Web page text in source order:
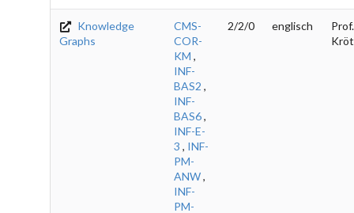
Knowledge
Graphs
CMS-
COR-
KM ,
INF-
BAS2 ,
INF-
BAS6,
INF-E-
3 , INF-
PM-
ANW,
INF-
PM-
2/2/0 englisch
Prof.